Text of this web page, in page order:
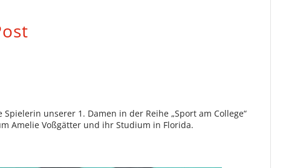
unserer 1. Damen in der Reihe „Sport am College“
Amelie Voßgätter und ihr Studium in Florida.